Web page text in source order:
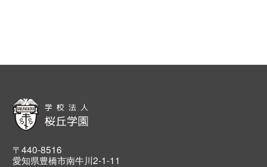
〒440-8516
愛知県豊橋市南牛川2-1-11